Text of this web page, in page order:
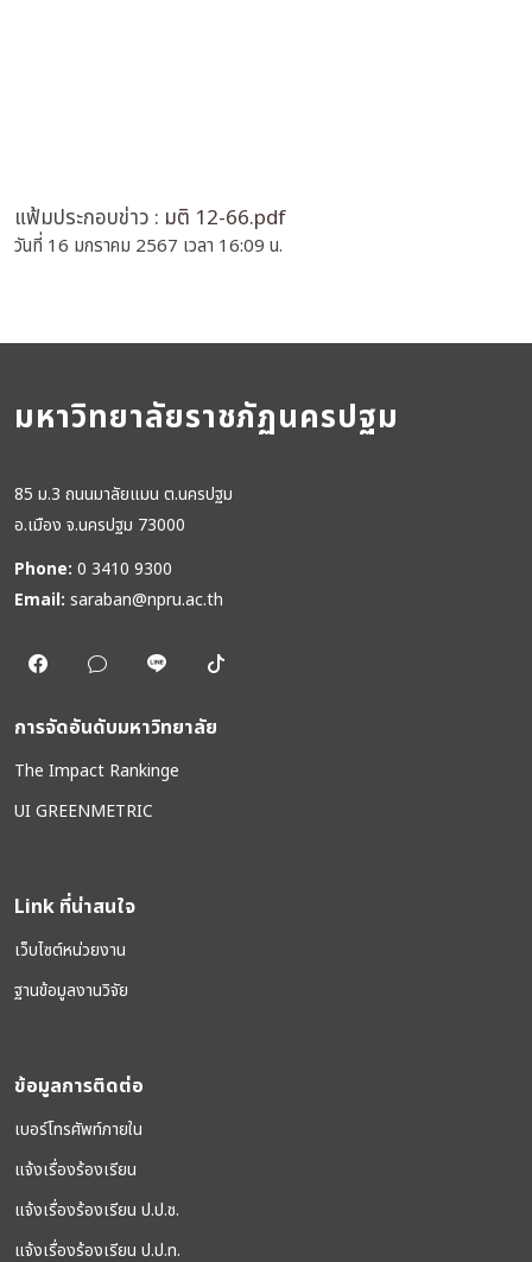
แฟ้มประกอบข่าว : มติ 12-66.pdf
วันที่ 16 มกราคม 2567 เวลา 16:09 น.
มหาวิทยาลัยราชภัฏนครปฐม
85 ม.3 ถนนมาลัยแมน ต.นครปฐม
อ.เมือง จ.นครปฐม 73000
Phone: 0 3410 9300
Email: saraban@npru.ac.th
การจัดอันดับมหาวิทยาลัย
The Impact Rankinge
UI GREENMETRIC
Link ที่น่าสนใจ
เว็บไซต์หน่วยงาน
ฐานข้อมูลงานวิจัย
ข้อมูลการติดต่อ
เบอร์โทรศัพท์ภายใน
แจ้งเรื่องร้องเรียน
แจ้งเรื่องร้องเรียน ป.ป.ช.
แจ้งเรื่องร้องเรียน ป.ป.ท.